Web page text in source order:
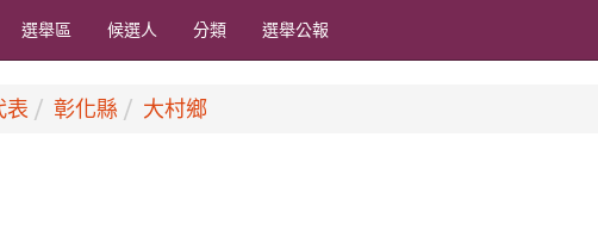
選舉區 候選人 分類 選舉公報
表 彰化縣 大村鄉